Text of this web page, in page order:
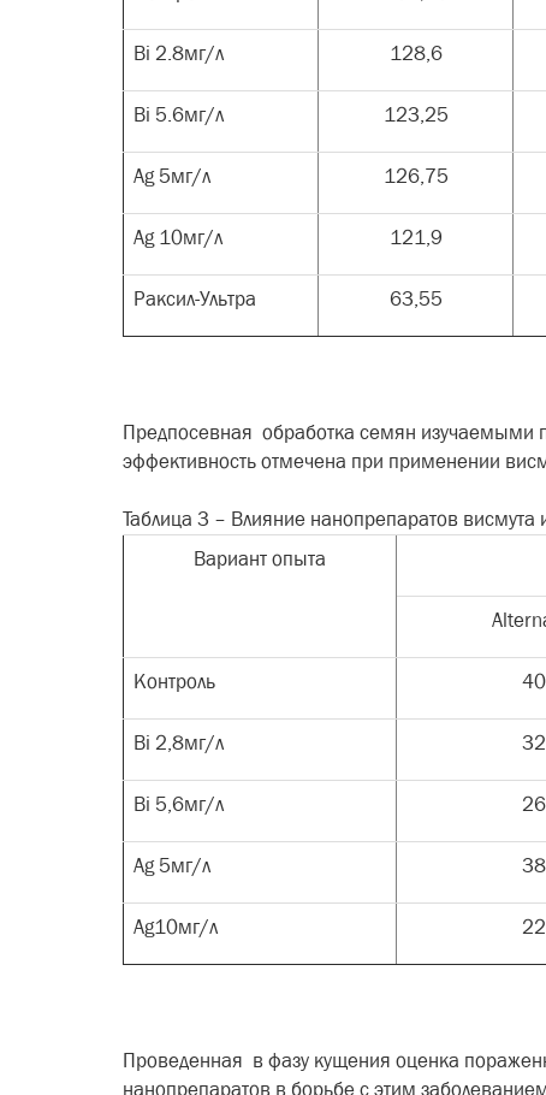
Bi 2.8мг/л 128,6
Bi 5.6мг/л 123,25
Ag5мг/л 126,75
Ag10мг/л 121,9
Раксил-Ультра 63,55
Предпосевная обработка семян изучаемыми
эффективность отмечена при применении
Таблица 3 – Влияние нанопрепаратов
Вариант опыта
Контроль 40
Bi 2,8мг/л 32
Bi 5,6мг/л 26
Ag5мг/л 38
Ag10мг/л 22
Проведенная в фазу кущения оценка
нанопрепаратов в борьбе с этим